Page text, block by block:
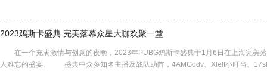
2023鸡斯卡盛典 完美落幕众星大咖欢聚一堂
在一个充满激情与创意的夜晚，2023年PUBG鸡斯卡盛典于1月6日在上海完美
人难忘的盛宴。 盛典中众多知名主播及战队助阵，4AMGodv、Xleft小叮当、